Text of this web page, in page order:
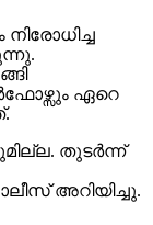
ഏറെ
തുടർന്ന്
അറിയിച്ചു.